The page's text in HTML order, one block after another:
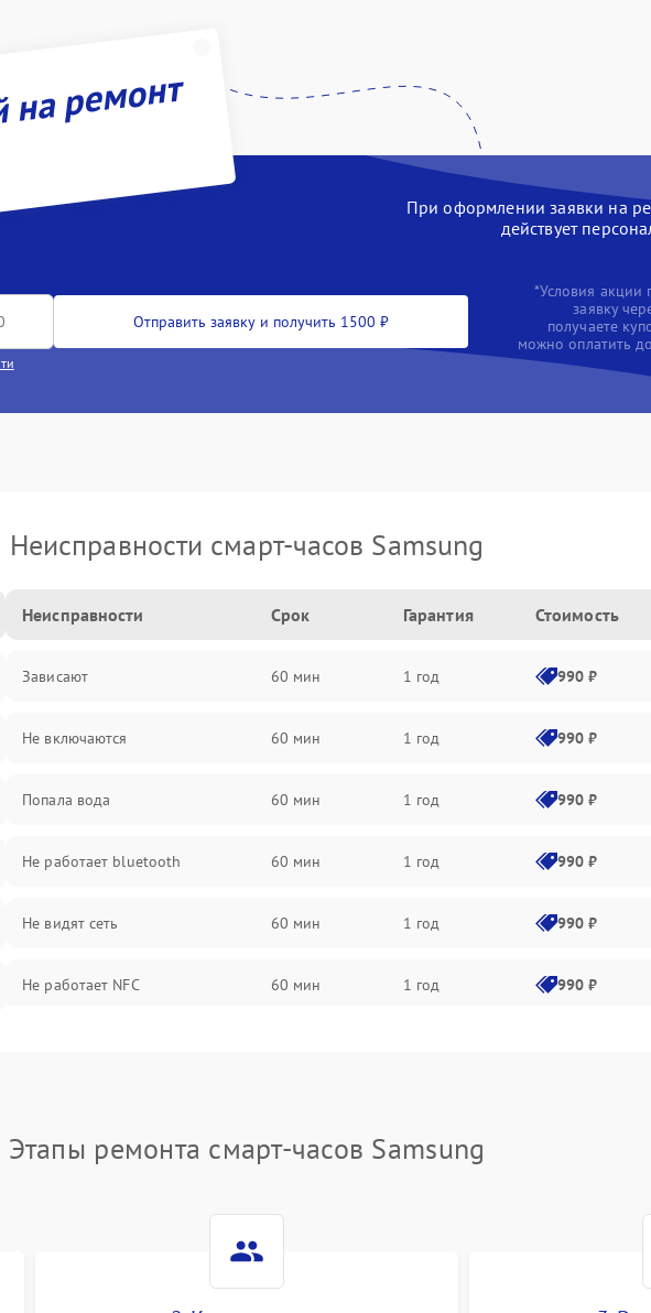
ремонт
При оформлении заявки на
действует
Отправить заявку и получить 1500 ₽
*Условия акции
заявку
получаете
можно оплатить
Неисправности смарт-часов Samsung
Неисправности Срок Гарантия Стоимость
Зависают 60 мин 1 год 990 ₽
Не включаются 60 мин 1 год 990 ₽
Попала вода 60 мин 1 год 990 ₽
Не работает bluetooth 60 мин 1 год 990 ₽
Не видят сеть 60 мин 1 год 990 ₽
Не работает NFC 60 мин 1 год 990 ₽
Этапы ремонта смарт-часов Samsung